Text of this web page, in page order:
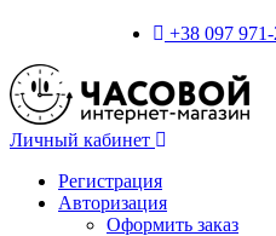
+38 097 971-
Личный кабинет
Регистрация
Авторизация
Оформить заказ